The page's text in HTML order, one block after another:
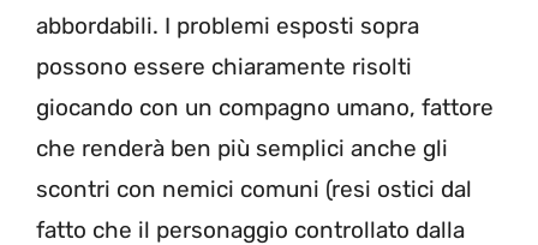
abbordabili. I problemi esposti sopra
possono essere chiaramente risolti
giocando con un compagno umano, fattore
che renderà ben più semplici anche gli
scontri con nemici comuni (resi ostici dal
fatto che il personaggio controllato dalla